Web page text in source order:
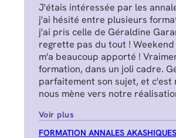
J'étais intéressée par les
j'ai hésité entre plusieurs
j'ai pris celle de Géraldine
regrette pas du tout !
m'a beaucoup apporté !
formation, dans un joli cadre.
parfaitement son sujet, et c'est
nous mène vers notre
Voir plus
FORMATION ANNALES AKASHIQUES